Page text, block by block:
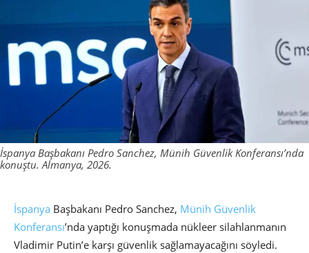
İspanya Başbakanı Pedro Sanchez, Münih Güvenlik Konferansı’nda
konuştu. Almanya, 2026.
İspanya Başbakanı Pedro Sanchez, Münih Güvenlik
Konferansı’nda yaptığı konuşmada nükleer silahlanmanın
Vladimir Putin’e karşı güvenlik sağlamayacağını söyledi.